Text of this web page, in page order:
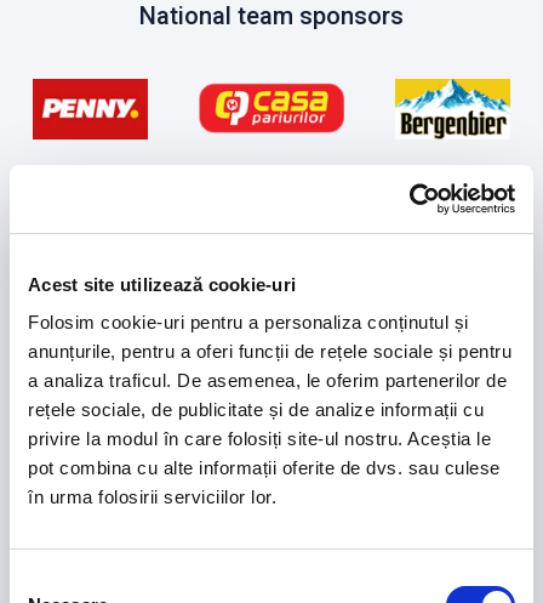
Acest site utilizează cookie-uri
Folosim cookie-uri pentru a personaliza conținutul și
anunțurile, pentru a oferi funcții de rețele sociale și pentru
a analiza traficul. De asemenea, le oferim partenerilor de
rețele sociale, de publicitate și de analize informații cu
privire la modul în care folosiți site-ul nostru. Aceștia le
pot combina cu alte informații oferite de dvs. sau culese
în urma folosirii serviciilor lor.
National team sponsors
Sponsors Romania U21